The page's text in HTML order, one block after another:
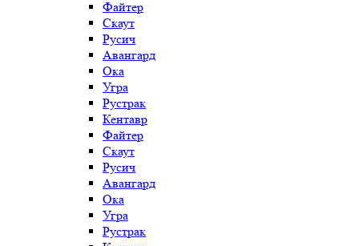
Файтер
Скаут
Русич
Авангард
Ока
Угра
Рустрак
Кентавр
Файтер
Скаут
Русич
Авангард
Ока
Угра
Рустрак